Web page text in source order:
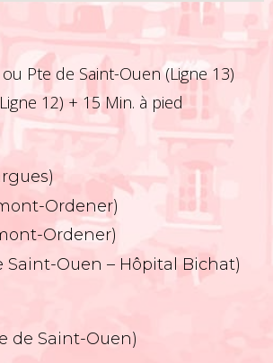
Pte de Saint-Ouen (Ligne 13)
12) + 15 Min. à pied
Ordener)
Ordener)
Saint-Ouen – Hôpital Bichat)
de Saint-Ouen)